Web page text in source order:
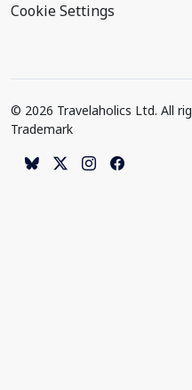
Cookie Settings
© 2026 Travelaholics Ltd. All
Trademark